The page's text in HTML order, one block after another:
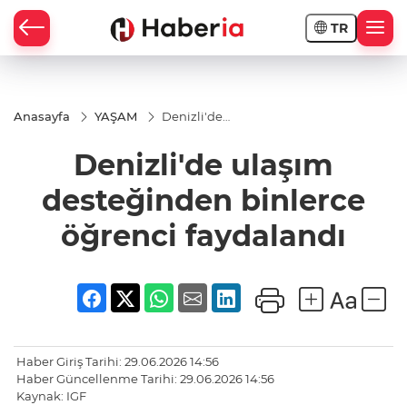
TR
Anasayfa YAŞAM
Denizli'de
binlerce
öğrenci
faydalandı
Denizli'de ulaşım
desteğinden binlerce
öğrenci faydalandı
Haber Giriş Tarihi: 29.06.2026 14:56
Haber Güncellenme Tarihi: 29.06.2026 14:56
Kaynak: IGF